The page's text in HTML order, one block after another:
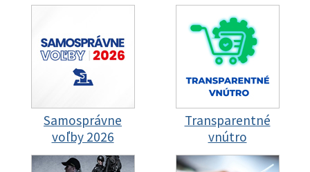
Samosprávne
voľby 2026
Transparentné
vnútro